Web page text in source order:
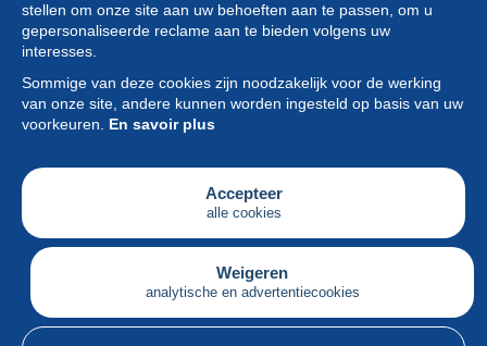
stellen om onze site aan uw behoeften aan te passen, om u
gepersonaliseerde reclame aan te bieden volgens uw
interesses.
Sommige van deze cookies zijn noodzakelijk voor de werking
van onze site, andere kunnen worden ingesteld op basis van uw
voorkeuren. En savoir plus
Accepteer
alle cookies
Weigeren
analytische en advertentiecookies
Collectie
Nieuws
Functie
Vereniging
Diensten
Schrijven
Nederlands